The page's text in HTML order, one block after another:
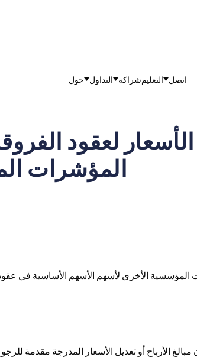
حول التداول شراكة التعليم اتصل
لعقود
المؤشرات المتداولة
المؤسسية الأخرى لأسهم الأسهم الأساسية في